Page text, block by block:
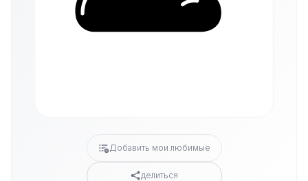
Добавить мои любимые
делиться